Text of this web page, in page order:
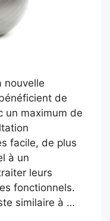
nouvelle
de
un maximum de
facile, de plus
à un
leurs
fonctionnels.
similaire à …